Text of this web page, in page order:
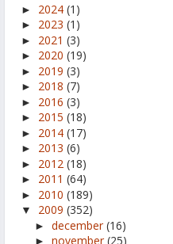
► 2024 (1)
► 2023 (1)
► 2021 (3)
► 2020 (19)
► 2019 (3)
► 2018 (7)
► 2016 (3)
► 2015 (18)
► 2014 (17)
► 2013 (6)
► 2012 (18)
► 2011 (64)
► 2010 (189)
▼ 2009 (352)
► december(16)
► november(25)